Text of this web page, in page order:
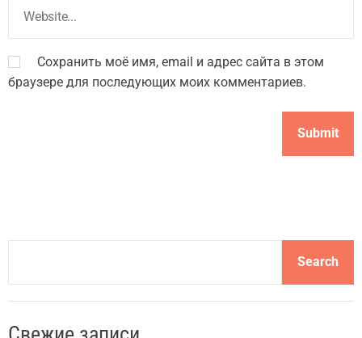
Сохранить моё имя, email и адрес сайта в этом
браузере для последующих моих комментариев.
a
c
Search